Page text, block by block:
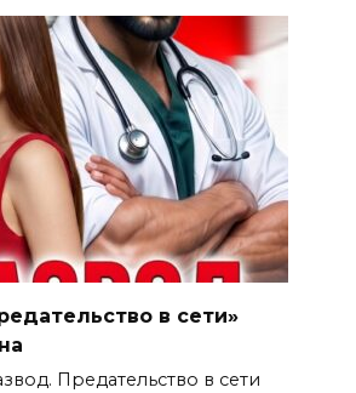
в сети»
Предательство в сети